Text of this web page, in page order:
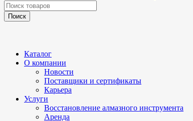
Каталог
О компании
Новости
Поставщики и сертификаты
Карьера
Услуги
Восстановление алмазного инструмента
Аренда